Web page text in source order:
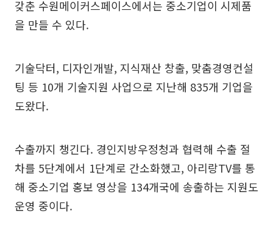
갖춘 수원메이커스페이스에서는 중소기업이 시제품
을 만들 수 있다.
기술닥터, 디자인개발, 지식재산 창출, 맞춤경영컨설
팅 등 10개 기술지원 사업으로 지난해 835개 기업을
도왔다.
수출까지 챙긴다. 경인지방우정청과 협력해 수출 절
차를 5단계에서 1단계로 간소화했고, 아리랑TV를 통
해 중소기업 홍보 영상을 134개국에 송출하는 지원도
운영 중이다.